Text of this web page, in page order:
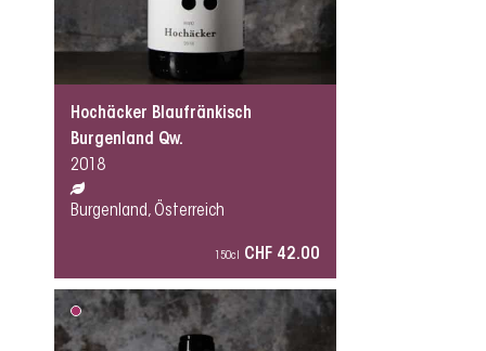
Hochäcker Blaufränkisch
Burgenland Qw.
2018
Burgenland, Österreich
150cl CHF 42.00